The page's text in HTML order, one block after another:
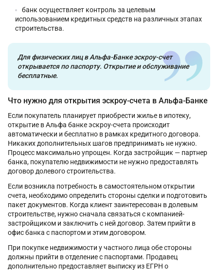
банк осуществляет контроль за целевым
использованием кредитных средств на различных этапах
строительства.
Для физических лиц в Альфа-Банке эскроу-счет
открывается по паспорту. Открытие и обслуживание
бесплатные.
Что нужно для открытия эскроу-счета в Альфа-Банке
Если покупатель планирует приобрести жилье в ипотеку,
открытие в Альфа банке эскроу-счета происходит
автоматически и бесплатно в рамках кредитного договора.
Никаких дополнительных шагов предпринимать не нужно.
Процесс максимально упрощен. Когда застройщик — партнер
банка, покупателю недвижимости не нужно предоставлять
договор долевого строительства.
Если возникла потребность в самостоятельном открытии
счета, необходимо определить стороны сделки и подготовить
пакет документов. Когда клиент заинтересован в долевым
строительстве, нужно сначала связаться с компанией-
застройщиком и заключить с ней договор. Затем прийти в
офис банка с паспортом и этим договором.
При покупке недвижимости у частного лица обе стороны
должны прийти в отделение с паспортами. Продавец
дополнительно предоставляет выписку из ЕГРН о